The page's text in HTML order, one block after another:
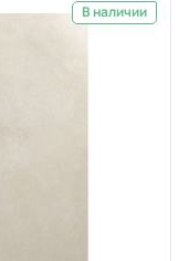
В наличии